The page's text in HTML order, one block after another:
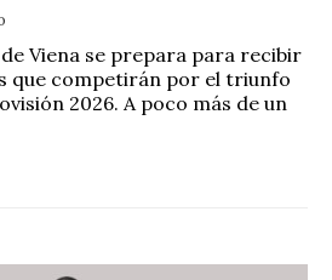
Viena se prepara para recibir
que competirán por el triunfo
2026. A poco más de un